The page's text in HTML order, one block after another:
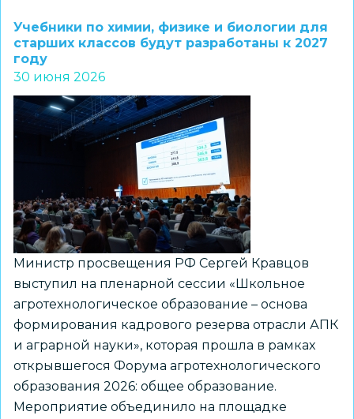
приглашают
на
конкурс
«Читаем
всей
семьей»
Учебники по химии, физике и биологии для
старших классов будут разработаны к 2027
году
30 июня 2026
Министр просвещения РФ Сергей Кравцов
выступил на пленарной сессии «Школьное
агротехнологическое образование – основа
формирования кадрового резерва отрасли АПК
и аграрной науки», которая прошла в рамках
открывшегося Форума агротехнологического
образования 2026: общее образование.
Мероприятие объединило на площадке